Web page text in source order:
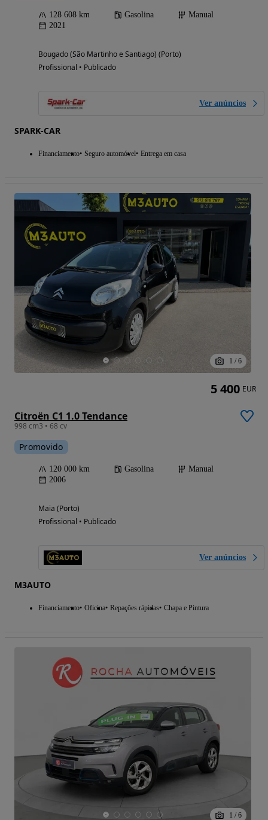
128 608 km Gasolina
Manual
2021
Bougado (São Martinho e Santiago) (Porto)
Profissional • Publicado
Ver anúncios
SPARK-CAR
Financiamento Seguro automóvel Entrega em casa
1 / 6
Citroën C1 1.0 Tendance
998 cm3 • 68 cv
Promovido
120 000 km Gasolina
Manual
2006
Maia (Porto)
Profissional • Publicado
Ver anúncios
M3AUTO
Financiamento Oficina Repações rápidas Chapa e Pintura
5 400 EUR
1 / 6